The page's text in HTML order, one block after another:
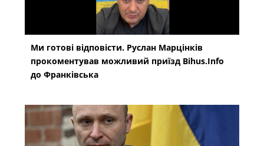
Ми готові відповісти. Руслан Марцінків
прокоментував можливий приїзд Bihus.Info
до Франківська